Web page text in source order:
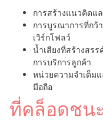
การสร้างแนวคิดแ
การบูรณาการที่กว้
เวิร์กโฟลว์
น้ำเสียงที่สร้างสร
การบริการลูกค้า
หน่วยความจำเต็ม
มือถือ
ที่คล็อดชน